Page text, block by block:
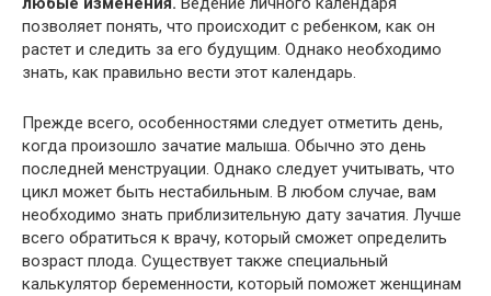
позволяет понять, что происходит с ребенком, как он
растет и следить за его будущим. Однако необходимо
знать, как правильно вести этот календарь.
Прежде всего, особенностями следует отметить день,
когда произошло зачатие малыша. Обычно это день
последней менструации. Однако следует учитывать, что
цикл может быть нестабильным. В любом случае, вам
необходимо знать приблизительную дату зачатия. Лучше
всего обратиться к врачу, который сможет определить
возраст плода. Существует также специальный
калькулятор беременности, который поможет женщинам